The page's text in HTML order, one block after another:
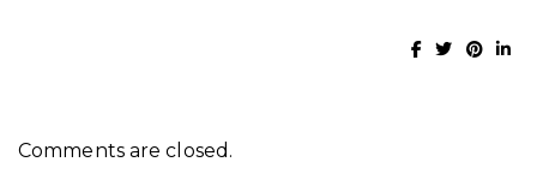
Comments are closed.